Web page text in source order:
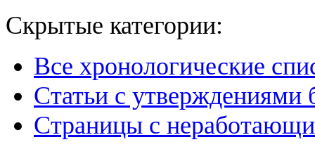
Скрытые категории:
Все хронологические
Статьи с утверждениями
Страницы с